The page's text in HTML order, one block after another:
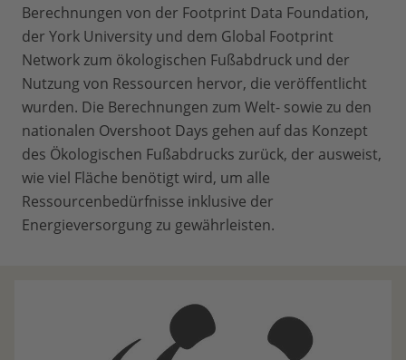
Berechnungen von der Footprint Data Foundation,
der York University und dem Global Footprint
Network zum ökologischen Fußabdruck und der
Nutzung von Ressourcen hervor, die veröffentlicht
wurden. Die Berechnungen zum Welt- sowie zu den
nationalen Overshoot Days gehen auf das Konzept
des Ökologischen Fußabdrucks zurück, der ausweist,
wie viel Fläche benötigt wird, um alle
Ressourcenbedürfnisse inklusive der
Energieversorgung zu gewährleisten.